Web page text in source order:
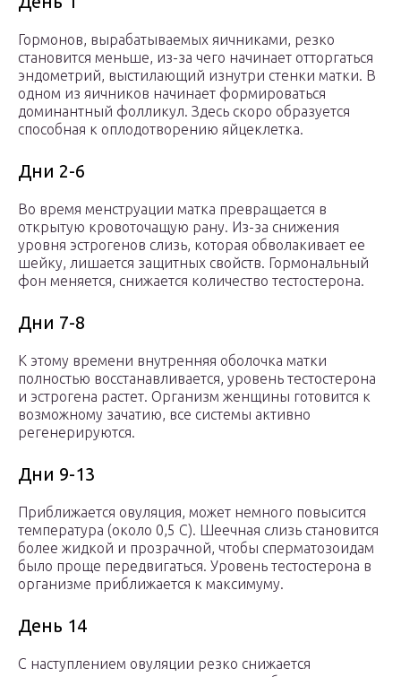
Гормонов, вырабатываемых яичниками, резко
становится меньше, из-за чего начинает отторгаться
эндометрий, выстилающий изнутри стенки матки. В
одном из яичников начинает формироваться
доминантный фолликул. Здесь скоро образуется
способная к оплодотворению яйцеклетка.
Дни 2-6
Во время менструации матка превращается в
открытую кровоточащую рану. Из-за снижения
уровня эстрогенов слизь, которая обволакивает ее
шейку, лишается защитных свойств. Гормональный
фон меняется, снижается количество тестостерона.
Дни 7-8
К этому времени внутренняя оболочка матки
полностью восстанавливается, уровень тестостерона
и эстрогена растет. Организм женщины готовится к
возможному зачатию, все системы активно
регенерируются.
Дни 9-13
Приближается овуляция, может немного повысится
температура (около 0,5 С). Шеечная слизь становится
более жидкой и прозрачной, чтобы сперматозоидам
было проще передвигаться. Уровень тестостерона в
организме приближается к максимуму.
День 14
С наступлением овуляции резко снижается